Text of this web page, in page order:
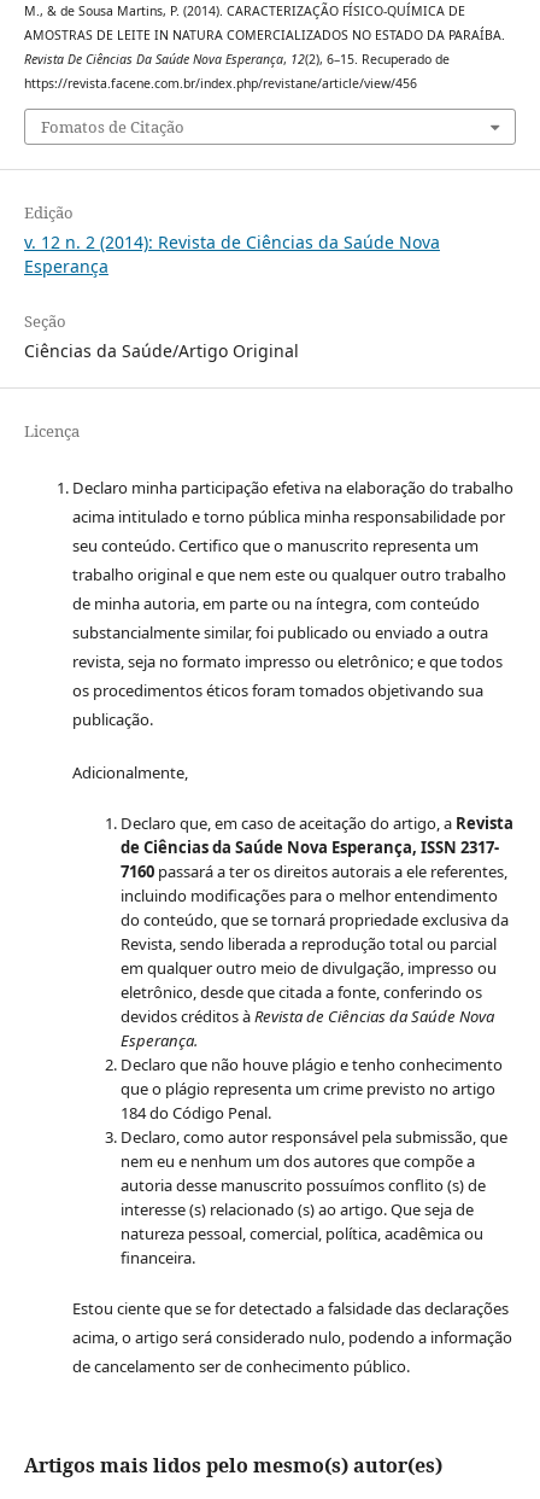
M., & de Sousa Martins, P. (2014). CARACTERIZAÇÃO FÍSICO-QUÍMICA DE
AMOSTRAS DE LEITE IN NATURA COMERCIALIZADOS NO ESTADO DA PARAÍBA.
Revista De Ciências Da Saúde Nova Esperança, 12(2), 6–15. Recuperado de
https://revista.facene.com.br/index.php/revistane/article/view/456
Fomatos de Citação
Edição
v. 12 n. 2 (2014): Revista de Ciências da Saúde Nova
Esperança
Seção
Ciências da Saúde/Artigo Original
Licença
Declaro minha participação efetiva na elaboração do trabalho
acima intitulado e torno pública minha responsabilidade por
seu conteúdo. Certifico que o manuscrito representa um
trabalho original e que nem este ou qualquer outro trabalho
de minha autoria, em parte ou na íntegra, com conteúdo
substancialmente similar, foi publicado ou enviado a outra
revista, seja no formato impresso ou eletrônico; e que todos
os procedimentos éticos foram tomados objetivando sua
publicação.
Adicionalmente,
Declaro que, em caso de aceitação do artigo, a Revista
de Ciências da Saúde Nova Esperança, ISSN 2317-
7160passará a ter os direitos autorais a ele referentes,
incluindo modificações para o melhor entendimento
do conteúdo, que se tornará propriedade exclusiva da
Revista, sendo liberada a reprodução total ou parcial
em qualquer outro meio de divulgação, impresso ou
eletrônico, desde que citada a fonte, conferindo os
devidos créditos àRevista de Ciências da Saúde Nova
Esperança.
Declaro que não houve plágio e tenho conhecimento
que o plágio representa um crime previsto no artigo
184 do Código Penal.
Declaro, como autor responsável pela submissão, que
nem eu e nenhum um dos autores que compõe a
autoria desse manuscrito possuímos conflito (s) de
interesse (s) relacionado (s) ao artigo. Que seja de
natureza pessoal, comercial, política, acadêmica ou
financeira.
Estou ciente que se for detectado a falsidade das declarações
acima, o artigo será considerado nulo, podendo a informação
de cancelamento ser de conhecimento público.
Artigos mais lidos pelo mesmo(s) autor(es)